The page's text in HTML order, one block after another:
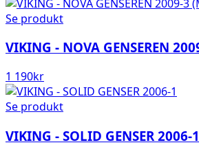
Se produkt
VIKING - NOVA GENSEREN
1 190kr
Se produkt
VIKING - SOLID GENSER 2006-1